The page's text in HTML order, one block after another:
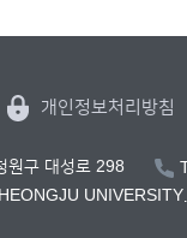
개인정보처리방침
원구 대성로 298